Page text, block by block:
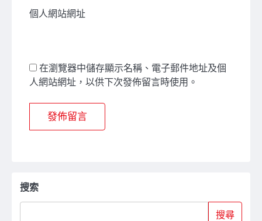
個人網站網址
在瀏覽器中儲存顯示名稱、電子郵件地址及個
人網站網址，以供下次發佈留言時使用。
搜索
搜尋